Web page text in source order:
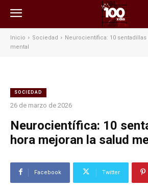
Inicio Sociedad
Neurocientífica: 10
mental
SOCIEDAD
26 de marzo de 2026
Neurocientífica: 10
hora mejoran la salud
Facebook Twitter